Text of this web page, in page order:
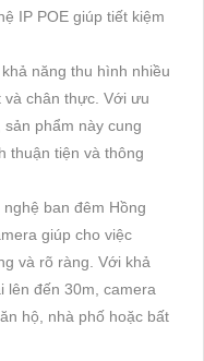
IP POE giúp tiết kiệm
năng thu hình nhiều
và chân thực. Với ưu
phẩm này cung
thuận tiện và thông
ban đêm Hồng
giúp cho việc
và rõ ràng. Với khả
lên đến 30m, camera
hộ, nhà phố hoặc bất